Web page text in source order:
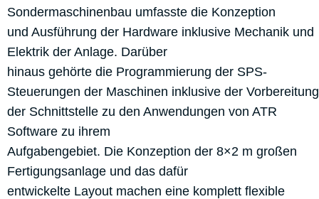
Sondermaschinenbau umfasste die Konzeption
und Ausführung der Hardware inklusive Mechanik und
Elektrik der Anlage. Darüber
hinaus gehörte die Programmierung der SPS-
Steuerungen der Maschinen inklusive der Vorbereitung
der Schnittstelle zu den Anwendungen von ATR
Software zu ihrem
Aufgabengebiet. Die Konzeption der 8×2 m großen
Fertigungsanlage und das dafür
entwickelte Layout machen eine komplett flexible